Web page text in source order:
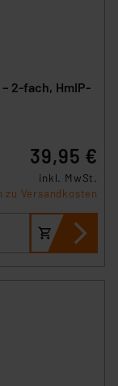
2-fach, HmIP-
39,95 €
inkl. MwSt.
zu Versandkosten